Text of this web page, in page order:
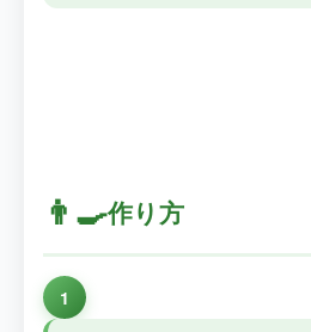
👨‍🍳作り方
1